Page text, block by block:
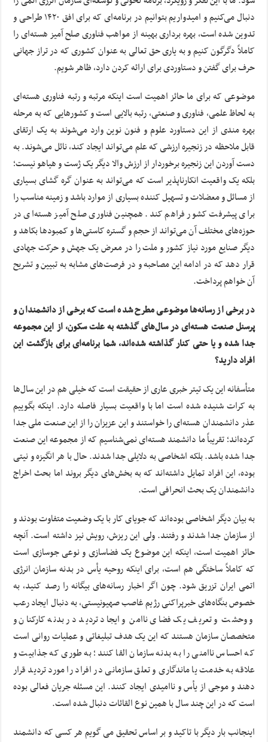
دنبال می‌کنیم و امیدواریم بتوانیم در برنامه‌ای که برای افق ۱۴۲۰ طراحی و
تدوین شده است، بهره برداری بهینه از مواهب فناوری صلح آمیز هسته‌ای را
کاملاً دگرگون کنیم و به یاری حق تعالی به عنوان کشوری که در تراز جهانی
حرف برای گفتن و دستاوردی برای ارائه کردن دارد، ظاهر شویم.
موضوعی که برای ما حائز اهمیت است اینکه مرتبه و رتبه فناوری هسته‌ای
به لحاظ علمی، فناوری و صنعتی، رتبه بالایی است و کشورهایی که به مرحله
بهره مندی از این دستاورد علوم و فنون نوین وارد می‌شوند به یک ارتقای
قابل ملاحظه در زنجیره ارزشی که علم می‌تواند ایجاد کند، نائل می‌شوند. به
دست آوردن این زنجیره برخوردار از ارزش والا دیگر یک ژست و هیاهو نیست؛
بلکه یک واقعیت انکارناپذیر است که می‌تواند به عنوان گره گشای بسیاری
از مسائل و معضلات و تسهیل کننده بسیاری از موارد باشد و زمینه مناسب را
برای پیشرفت کشور فراهم کند. همچنین فناوری صلح آمیز هسته‌ای در
حوزه‌های مختلف آن می‌تواند از حجم و گستره کاستی‌ها و کمبودها بکاهد و
دیگر صنایع مورد نیاز کشور و ملت را در معرض یک جهش و حرکت جهادی
قرار دهد که در ادامه این مصاحبه و در فرصت‌های مشابه به تبیین و تشریح
آن خواهم پرداخت.
در برخی از رسانه‌ها موضوعی مطرح شده است که برخی از دانشمندان و
پرسنل صنعت هسته‌ای در سال‌های گذشته به علت سکون، از این مجموعه
جدا شده و یا حتی کنار گذاشته شده‌اند، شما برنامه‌ای برای بازگشت این
افراد دارید؟
متأسفانه این یک تیتر خبری عاری از حقیقت است که خیلی هم در این سال‌ها
به کرات شنیده شده است اما با واقعیت بسیار فاصله دارد. اینکه بگوییم
عذر دانشمندان هسته‌ای را خواستند و این عزیزان را از این صنعت ملی جدا
کرده‌اند؛ تقریباً ما دانشمند هسته‌ای نمی‌شناسیم که از مجموعه این صنعت
جدا شده باشد. بلکه اشخاصی به دلایلی جدا شدند. حال با هر انگیزه و نیتی
بوده، این افراد تمایل داشته‌اند که به بخش‌های دیگر بروند اما بحث اخراج
دانشمندان یک بحث انحرافی است.
به بیان دیگر اشخاصی بوده‌اند که جویای کار با یک وضعیت متفاوت بودند و
از سازمان جدا شدند و رفتند. ولی این ریزش، رویش نیز داشته است. آنچه
حائز اهمیت است، اینکه این موضوع یک فضاسازی و نوعی جوسازی است
که کاملاً ساختگی هم است، برای اینکه روحیه یأس در بدنه سازمان انرژی
اتمی ایران تزریق شود. چون اگر اخبار رسانه‌های بیگانه را رصد کنید، به
خصوص بنگاه‌های خبرپراکنی رژیم غاصب صهیونیستی، به دنبال ایجاد رعب
و وحشت و تعریف یک فضای ناامن و ایجاد تردید در بدنه کارکنان و
متخصصان سازمان هستند که این یک هدف تبلیغاتی و عملیات روانی است
که احساس ناامنی را به بدنه سازمان القا کنند؛ به طوری که جذابیت و
علاقه به خدمت یا ماندگاری و تعلق سازمانی در افراد را مورد تردید قرار
دهند و موجی از یأس و ناامیدی ایجاد کنند. این مسئله جریان فعالی بوده
است که در این چند سال با همین نوع القائات دنبال شده است.
اینجانب بار دیگر با تاکید و بر اساس تحقیق می گویم هر کسی که دانشمند